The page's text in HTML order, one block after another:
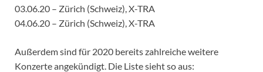
03.06.20 – Zürich (Schweiz), X-TRA
04.06.20 – Zürich (Schweiz), X-TRA
Außerdem sind für 2020 bereits zahlreiche weitere
Konzerte angekündigt. Die Liste sieht so aus: